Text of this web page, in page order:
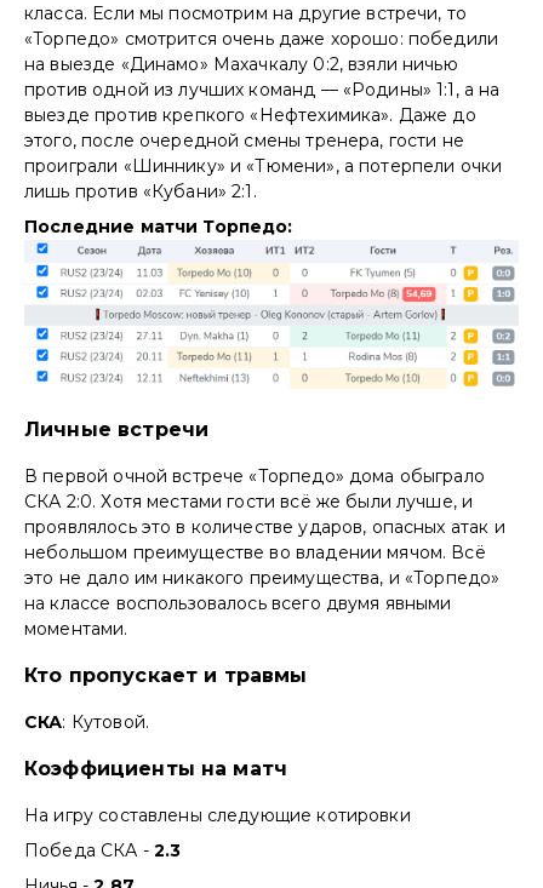
класса. Если мы посмотрим на другие встречи, то
«Торпедо» смотрится очень даже хорошо: победили
на выезде «Динамо» Махачкалу 0:2, взяли ничью
против одной из лучших команд — «Родины» 1:1, а на
выезде против крепкого «Нефтехимика». Даже до
этого, после очередной смены тренера, гости не
проиграли «Шиннику» и «Тюмени», а потерпели очки
лишь против «Кубани» 2:1.
Последние матчи Торпедо:
Личные встречи
В первой очной встрече «Торпедо» дома обыграло
СКА 2:0. Хотя местами гости всё же были лучше, и
проявлялось это в количестве ударов, опасных атак и
небольшом преимуществе во владении мячом. Всё
это не дало им никакого преимущества, и «Торпедо»
на классе воспользовалось всего двумя явными
моментами.
Кто пропускает и травмы
СКА: Кутовой.
Коэффициенты на матч
На игру составлены следующие котировки
Победа СКА - 2.3